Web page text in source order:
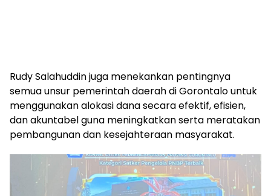
Rudy Salahuddin juga menekankan pentingnya
semua unsur pemerintah daerah di Gorontalo untuk
menggunakan alokasi dana secara efektif, efisien,
dan akuntabel guna meningkatkan serta meratakan
pembangunan dan kesejahteraan masyarakat.